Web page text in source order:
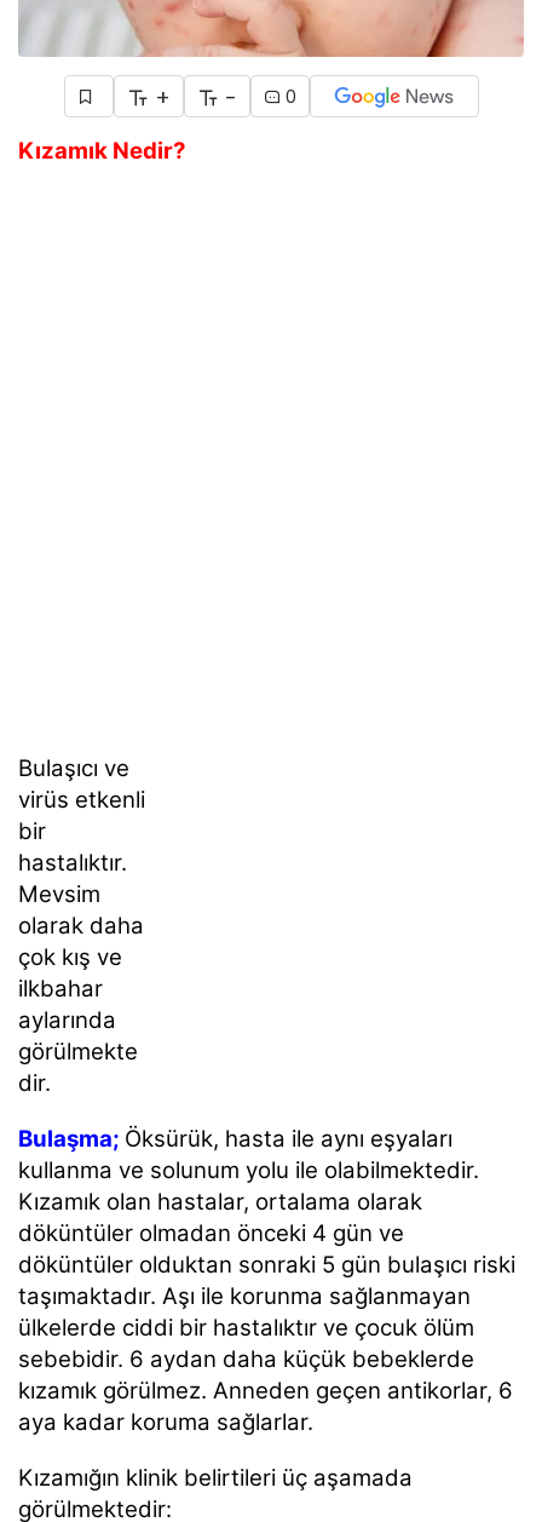
+ - 0
Kızamık Nedir?
Bulaşıcı ve
virüs etkenli
bir
hastalıktır.
Mevsim
olarak daha
çok kış ve
ilkbahar
aylarında
görülmekte
dir.
Bulaşma; Öksürük, hasta ile aynı eşyaları
kullanma ve solunum yolu ile olabilmektedir.
Kızamık olan hastalar, ortalama olarak
döküntüler olmadan önceki 4 gün ve
döküntüler olduktan sonraki 5 gün bulaşıcı riski
taşımaktadır. Aşı ile korunma sağlanmayan
ülkelerde ciddi bir hastalıktır ve çocuk ölüm
sebebidir. 6 aydan daha küçük bebeklerde
kızamık görülmez. Anneden geçen antikorlar, 6
aya kadar koruma sağlarlar.
Kızamığın klinik belirtileri üç aşamada
görülmektedir: